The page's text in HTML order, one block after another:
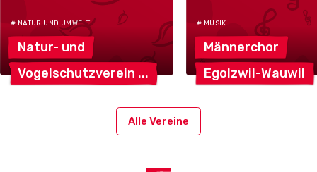
# NATUR UND UMWELT
Natur- und
Vogelschutzverein
# MUSIK
Männerchor
Egolzwil-Wauwil
Alle Vereine